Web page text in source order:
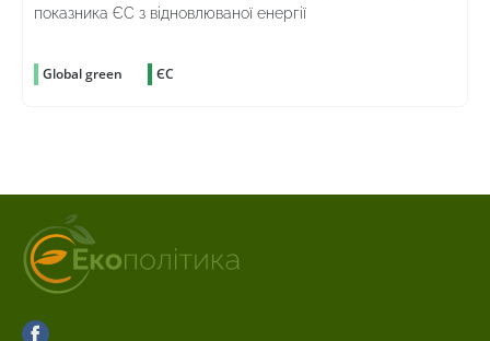
показника ЄС з відновлюваної енергії
Global green ЄС